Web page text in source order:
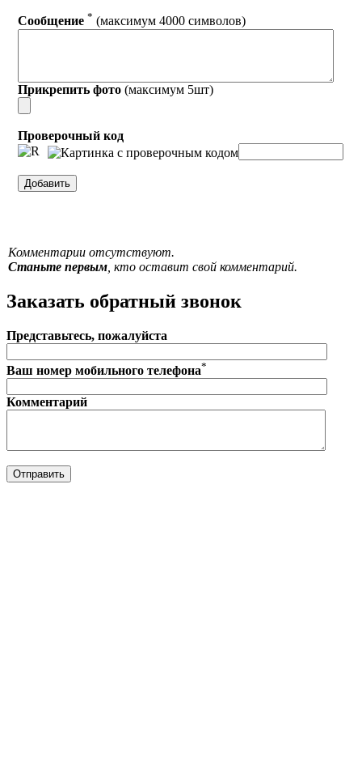
Сообщение * (максимум 4000 символов)
Прикрепить фото (максимум 5шт)
Проверочный код
Комментарии отсутствуют.
Станьте первым, кто оставит свой комментарий.
Заказать обратный звонок
Представьтесь, пожалуйста
Ваш номер мобильного телефона*
Комментарий